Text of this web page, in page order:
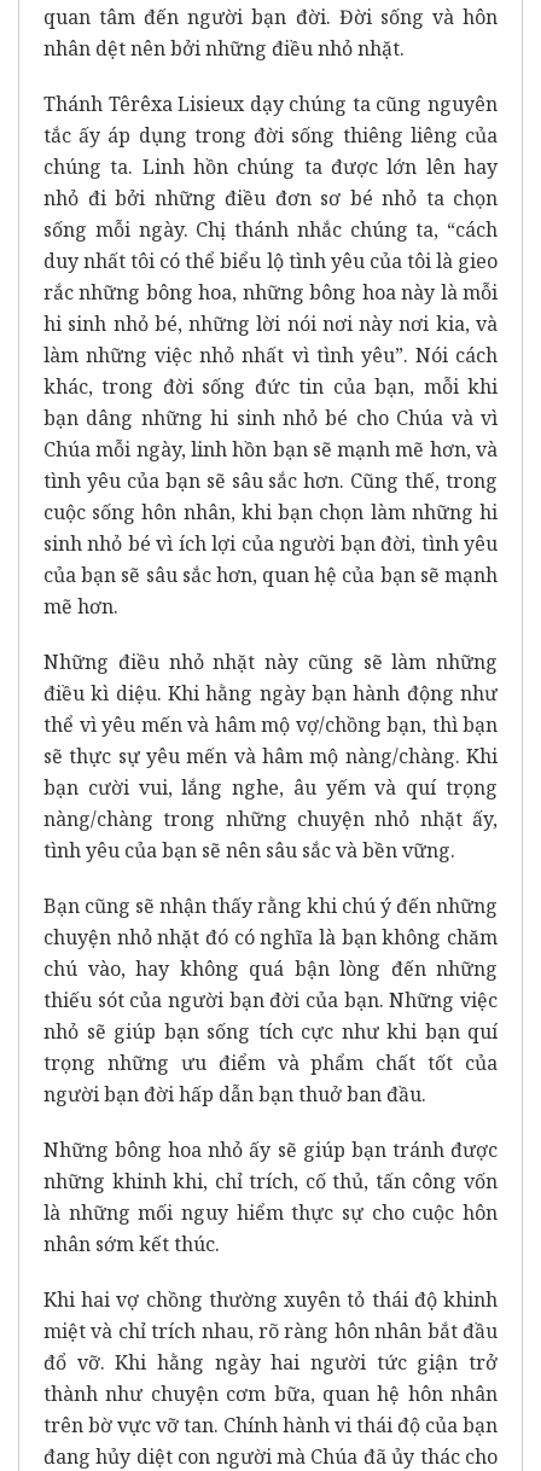
quan tâm đến người bạn đời. Đời sống và hôn
nhân dệt nên bởi những điều nhỏ nhặt.
Thánh Têrêxa Lisieux dạy chúng ta cũng nguyên
tắc ấy áp dụng trong đời sống thiêng liêng của
chúng ta. Linh hồn chúng ta được lớn lên hay
nhỏ đi bởi những điều đơn sơ bé nhỏ ta chọn
sống mỗi ngày. Chị thánh nhắc chúng ta, “cách
duy nhất tôi có thể biểu lộ tình yêu của tôi là gieo
rắc những bông hoa, những bông hoa này là mỗi
hi sinh nhỏ bé, những lời nói nơi này nơi kia, và
làm những việc nhỏ nhất vì tình yêu”. Nói cách
khác, trong đời sống đức tin của bạn, mỗi khi
bạn dâng những hi sinh nhỏ bé cho Chúa và vì
Chúa mỗi ngày, linh hồn bạn sẽ mạnh mẽ hơn, và
tình yêu của bạn sẽ sâu sắc hơn. Cũng thế, trong
cuộc sống hôn nhân, khi bạn chọn làm những hi
sinh nhỏ bé vì ích lợi của người bạn đời, tình yêu
của bạn sẽ sâu sắc hơn, quan hệ của bạn sẽ mạnh
mẽ hơn.
Những điều nhỏ nhặt này cũng sẽ làm những
điều kì diệu. Khi hằng ngày bạn hành động như
thể vì yêu mến và hâm mộ vợ/chồng bạn, thì bạn
sẽ thực sự yêu mến và hâm mộ nàng/chàng. Khi
bạn cười vui, lắng nghe, âu yếm và quí trọng
nàng/chàng trong những chuyện nhỏ nhặt ấy,
tình yêu của bạn sẽ nên sâu sắc và bền vững.
Bạn cũng sẽ nhận thấy rằng khi chú ý đến những
chuyện nhỏ nhặt đó có nghĩa là bạn không chăm
chú vào, hay không quá bận lòng đến những
thiếu sót của người bạn đời của bạn. Những việc
nhỏ sẽ giúp bạn sống tích cực như khi bạn quí
trọng những ưu điểm và phẩm chất tốt của
người bạn đời hấp dẫn bạn thuở ban đầu.
Những bông hoa nhỏ ấy sẽ giúp bạn tránh được
những khinh khi, chỉ trích, cố thủ, tấn công vốn
là những mối nguy hiểm thực sự cho cuộc hôn
nhân sớm kết thúc.
Khi hai vợ chồng thường xuyên tỏ thái độ khinh
miệt và chỉ trích nhau, rõ ràng hôn nhân bắt đầu
đổ vỡ. Khi hằng ngày hai người tức giận trở
thành như chuyện cơm bữa, quan hệ hôn nhân
trên bờ vực vỡ tan. Chính hành vi thái độ của bạn
đang hủy diệt con người mà Chúa đã ủy thác cho